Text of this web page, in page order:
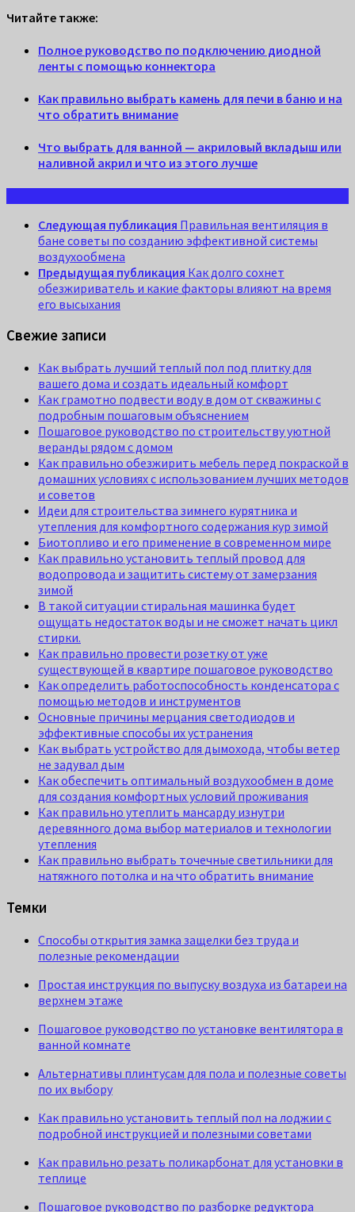
Читайте также:
Полное руководство по подключению диодной
ленты с помощью коннектора
Как правильно выбрать камень для печи в баню и на
что обратить внимание
Что выбрать для ванной — акриловый вкладыш или
наливной акрил и что из этого лучше
Следующая публикация Правильная вентиляция в
бане советы по созданию эффективной системы
воздухообмена
Предыдущая публикация Как долго сохнет
обезжириватель и какие факторы влияют на время
его высыхания
Свежие записи
Как выбрать лучший теплый пол под плитку для
вашего дома и создать идеальный комфорт
Как грамотно подвести воду в дом от скважины с
подробным пошаговым объяснением
Пошаговое руководство по строительству уютной
веранды рядом с домом
Как правильно обезжирить мебель перед покраской в
домашних условиях с использованием лучших методов
и советов
Идеи для строительства зимнего курятника и
утепления для комфортного содержания кур зимой
Биотопливо и его применение в современном мире
Как правильно установить теплый провод для
водопровода и защитить систему от замерзания
зимой
В такой ситуации стиральная машинка будет
ощущать недостаток воды и не сможет начать цикл
стирки.
Как правильно провести розетку от уже
существующей в квартире пошаговое руководство
Как определить работоспособность конденсатора с
помощью методов и инструментов
Основные причины мерцания светодиодов и
эффективные способы их устранения
Как выбрать устройство для дымохода, чтобы ветер
не задувал дым
Как обеспечить оптимальный воздухообмен в доме
для создания комфортных условий проживания
Как правильно утеплить мансарду изнутри
деревянного дома выбор материалов и технологии
утепления
Как правильно выбрать точечные светильники для
натяжного потолка и на что обратить внимание
Темки
Способы открытия замка защелки без труда и
полезные рекомендации
Простая инструкция по выпуску воздуха из батареи на
верхнем этаже
Пошаговое руководство по установке вентилятора в
ванной комнате
Альтернативы плинтусам для пола и полезные советы
по их выбору
Как правильно установить теплый пол на лоджии с
подробной инструкцией и полезными советами
Как правильно резать поликарбонат для установки в
теплице
Пошаговое руководство по разборке редуктора